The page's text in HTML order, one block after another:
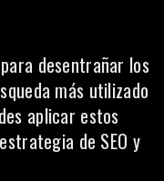
desentrañar los
más utilizado
aplicar estos
de SEO y